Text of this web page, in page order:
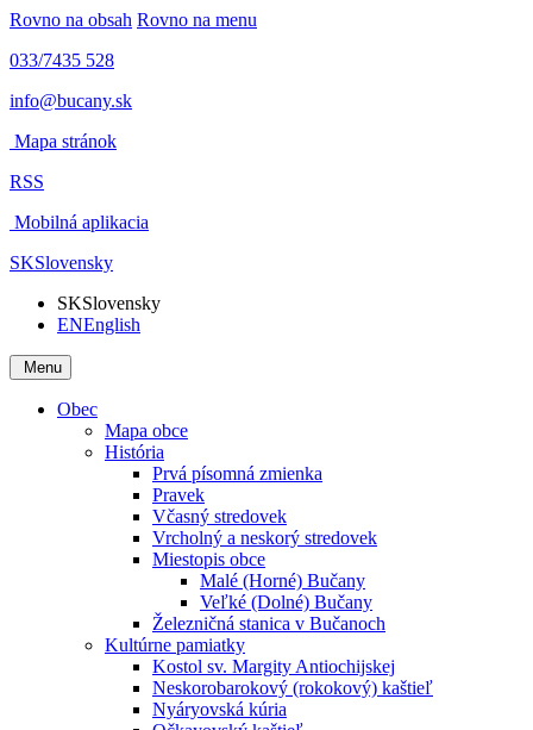
Rovno na obsah Rovno na menu
033/7435 528
info@bucany.sk
Mapa stránok
RSS
Mobilná aplikacia
SKSlovensky
SKSlovensky
ENEnglish
Menu
Obec
Mapa obce
História
Prvá písomná zmienka
Pravek
Včasný stredovek
Vrcholný a neskorý stredovek
Miestopis obce
Malé (Horné) Bučany
Veľké (Dolné) Bučany
Železničná stanica v Bučanoch
Kultúrne pamiatky
Kostol sv. Margity Antiochijskej
Neskorobarokový (rokokový) kaštieľ
Nyáryovská kúria